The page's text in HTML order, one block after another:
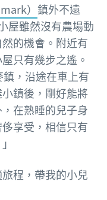
） 鎮外不遠
屋雖然沒有農場動
的機會。附近有
只有幾步之遙。
，沿途在車上有
鎮後，剛好能將
在熟睡的兒子身
享受，相信只有
程，帶我的小兒